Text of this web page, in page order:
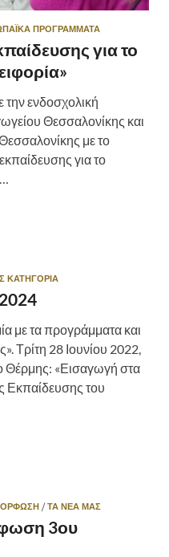
ΠΡΟΓΡΆΜΜΑΤΑ
για το
ενδοσχολική
Θεσσαλονίκης και
με το
για το
ΚΑΤΗΓΟΡΊΑ
με τα προγράμματα και
Τρίτη 28 Ιουνίου 2022,
«Εισαγωγή στα
Εκπαίδευσης του
/ΤΑ ΝΕΑ ΜΑΣ
3ου